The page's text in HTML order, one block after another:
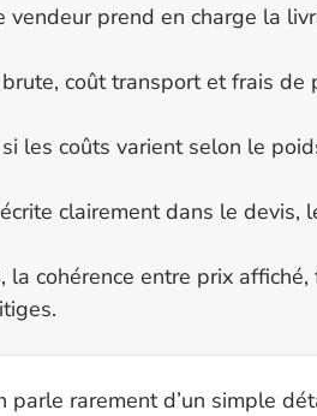
prend en charge la
coût transport et frais de
les coûts varient selon le
clairement dans le devis,
la cohérence entre prix
parle rarement d’un simple